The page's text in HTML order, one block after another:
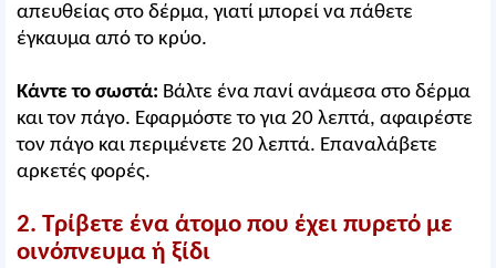
απευθείας στο δέρμα, γιατί μπορεί να πάθετε
έγκαυμα από το κρύο.
Κάντε το σωστά: Βάλτε ένα πανί ανάμεσα στο δέρμα
και τον πάγο. Εφαρμόστε το για 20 λεπτά, αφαιρέστε
τον πάγο και περιμένετε 20 λεπτά. Επαναλάβετε
αρκετές φορές.
2. Τρίβετε ένα άτομο που έχει πυρετό με
οινόπνευμα ή ξίδι